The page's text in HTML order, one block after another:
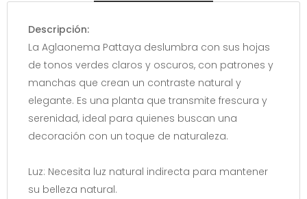
Descripción:
La Aglaonema Pattaya deslumbra con sus hojas
de tonos verdes claros y oscuros, con patrones y
manchas que crean un contraste natural y
elegante. Es una planta que transmite frescura y
serenidad, ideal para quienes buscan una
decoración con un toque de naturaleza.
Luz: Necesita luz natural indirecta para mantener
su belleza natural.